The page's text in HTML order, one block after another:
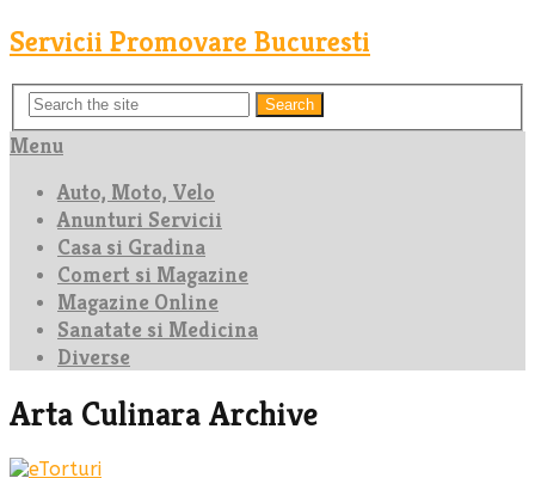
Servicii Promovare Bucuresti
Search
Menu
Auto, Moto, Velo
Anunturi Servicii
Casa si Gradina
Comert si Magazine
Magazine Online
Sanatate si Medicina
Diverse
Arta Culinara Archive